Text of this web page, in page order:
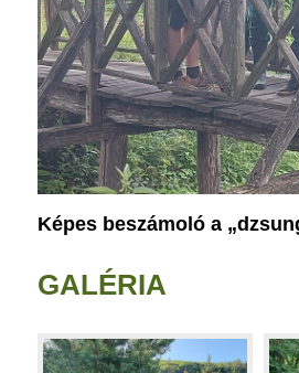
Képes beszámoló a
GALÉRIA